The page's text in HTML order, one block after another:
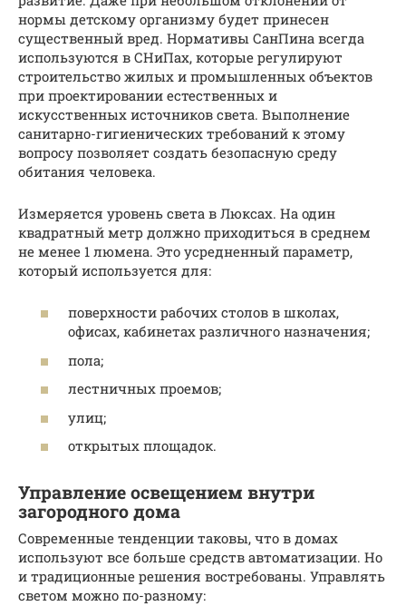
нормы детскому организму будет принесен
существенный вред. Нормативы СанПина всегда
используются в СНиПах, которые регулируют
строительство жилых и промышленных объектов
при проектировании естественных и
искусственных источников света. Выполнение
санитарно-гигиенических требований к этому
вопросу позволяет создать безопасную среду
обитания человека.
Измеряется уровень света в Люксах. На один
квадратный метр должно приходиться в среднем
не менее 1 люмена. Это усредненный параметр,
который используется для:
поверхности рабочих столов в школах,
офисах, кабинетах различного назначения;
пола;
лестничных проемов;
улиц;
открытых площадок.
Управление освещением внутри
загородного дома
Современные тенденции таковы, что в домах
используют все больше средств автоматизации. Но
и традиционные решения востребованы. Управлять
светом можно по-разному: